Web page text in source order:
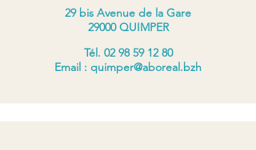
29 bis Avenue de la Gare
29000 QUIMPER
Tél. 02 98 59 12 80
Email : quimper@aboreal.bzh